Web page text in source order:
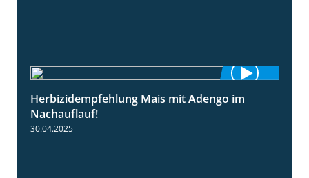
1:27
Herbizidempfehlung Mais mit Adengo im
Nachauflauf!
30.04.2025